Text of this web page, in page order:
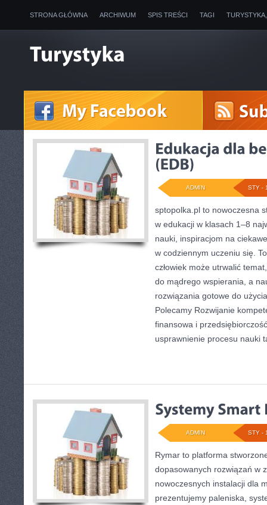
STRONA GŁÓWNA ARCHIWUM SPIS TREŚCI TAGI
STY -
ADMIN
sptopolka.pl to nowoczesna
w edukacji w klasach 1–8
nauki, inspiracjom na
w codziennym uczeniu się.
człowiek może utrwalić
do mądrego wspierania, a
rozwiązania gotowe do
Polecamy Rozwijanie
finansowa i
usprawnienie procesu nauki
STY -
ADMIN
Rymar to platforma
dopasowanych rozwiązań w
nowoczesnych instalacji dla
prezentujemy paleniska,